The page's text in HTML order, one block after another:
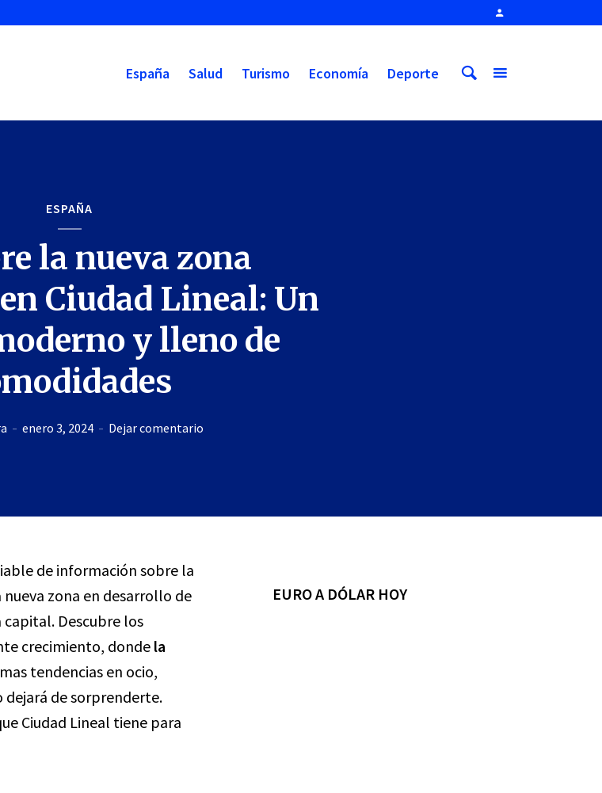
España Salud Turismo Economía Deporte
ESPAÑA
la nueva zona
Ciudad Lineal: Un
y lleno de
enero 3, 2024 Dejar comentario
de información sobre la
zona en desarrollo de
capital. Descubre los
crecimiento, donde la
tendencias en ocio,
de sorprenderte.
Ciudad Lineal tiene para
EURO A DÓLAR HOY